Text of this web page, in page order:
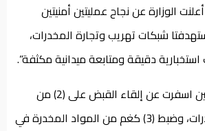
الوزارة عن نجاح عمليتين أمنيتين
شبكات تهريب وتجارة المخدرات،
دقيقة ومتابعة ميدانية مكثفة”.
وأضاف ،أن ” العمليتين اسفرت عن إلقاء القبض على (2) من
التجار الدوليين بالمخدرات، وضبط (3) كغم من المواد المخدرة في